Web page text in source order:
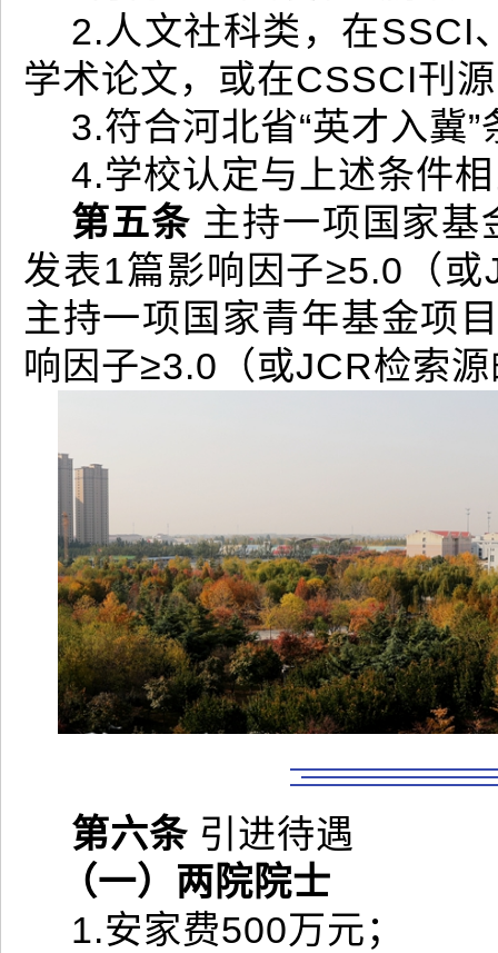
2.人文社科类，在SSCI
学术论文，或在CSSCI刊
3.符合河北省“英才入冀
4.学校认定与上述条件
第五条 主持一项国家基
发表1篇影响因子≥5.0（
主持一项国家青年基金项
响因子≥3.0（或JCR检索
第六条 引进待遇
（一）两院院士
1.安家费500万元；